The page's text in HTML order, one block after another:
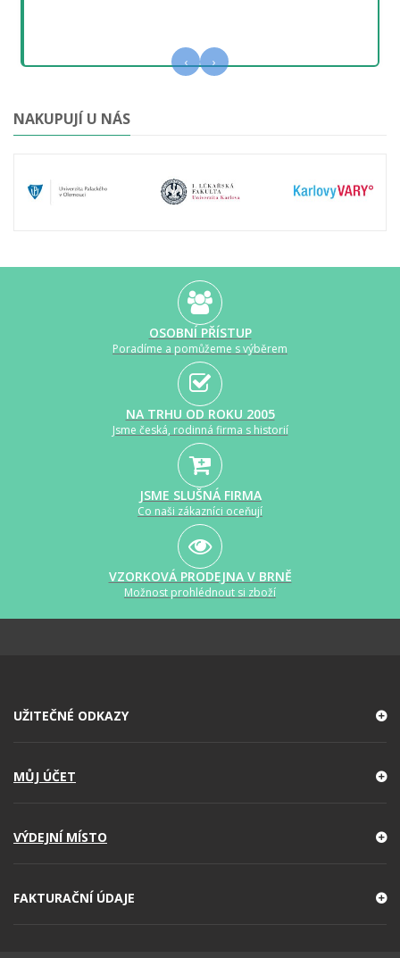
‹ ›
NAKUPUJÍ U NÁS
OSOBNÍ PŘÍSTUP
Poradíme a pomůžeme s výběrem
NA TRHU OD ROKU 2005
Jsme česká, rodinná firma s historií
JSME SLUŠNÁ FIRMA
Co naši zákazníci oceňují
VZORKOVÁ PRODEJNA V BRNĚ
Možnost prohlédnout si zboží
UŽITEČNÉ ODKAZY
MŮJ ÚČET
VÝDEJNÍ MÍSTO
FAKTURAČNÍ ÚDAJE